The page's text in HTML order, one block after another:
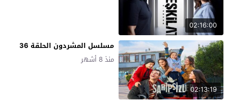
02:16:00
02:13:19
مسلسل المشردون الحلقة 36
منذ 8 أشهر